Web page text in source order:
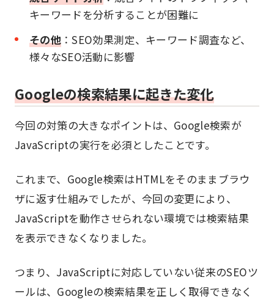
キーワードを分析することが困難に
その他 ：SEO効果測定、キーワード調査など、
様々なSEO活動に影響
Googleの検索結果に起きた変化
今回の対策の大きなポイントは、Google検索が
JavaScriptの実行を必須としたことです。
これまで、Google検索はHTMLをそのままブラウ
ザに返す仕組みでしたが、今回の変更により、
JavaScriptを動作させられない環境では検索結果
を表示できなくなりました。
つまり、JavaScriptに対応していない従来のSEOツ
ールは、Googleの検索結果を正しく取得できなく